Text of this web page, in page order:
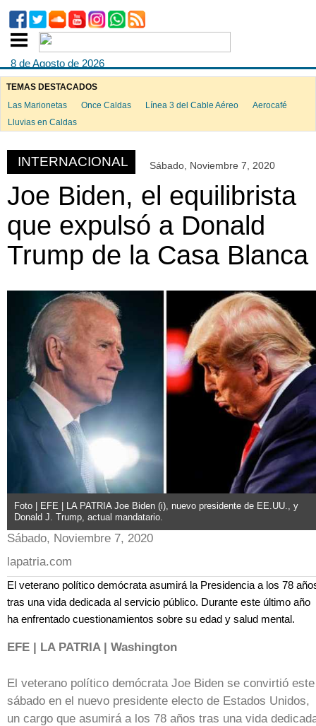
8 de Agosto de 2026
TEMAS DESTACADOS
Las Marionetas
Once Caldas Línea 3 del Cable Aéreo
Aerocafé
Lluvias en Caldas
INTERNACIONAL Sábado, Noviembre 7, 2020
Joe Biden, el equilibrista
que expulsó a Donald
Trump de la Casa Blanca
Foto | EFE | LA PATRIA Joe Biden (i), nuevo presidente de EE.UU., y
Donald J. Trump, actual mandatario.
Sábado, Noviembre 7, 2020
lapatria.com
El veterano político demócrata asumirá la Presidencia a los 78
tras una vida dedicada al servicio público. Durante este último año
ha enfrentado cuestionamientos sobre su edad y salud mental.
EFE | LA PATRIA | Washington
El veterano político demócrata Joe Biden se convirtió este
sábado en el nuevo presidente electo de Estados Unidos,
un cargo que asumirá a los 78 años tras una vida